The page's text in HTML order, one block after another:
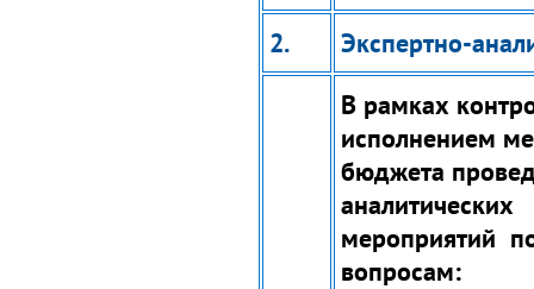
2.
Экспертно-
В рамках
исполнением
бюджета
аналитических
мероприятий
вопросам: